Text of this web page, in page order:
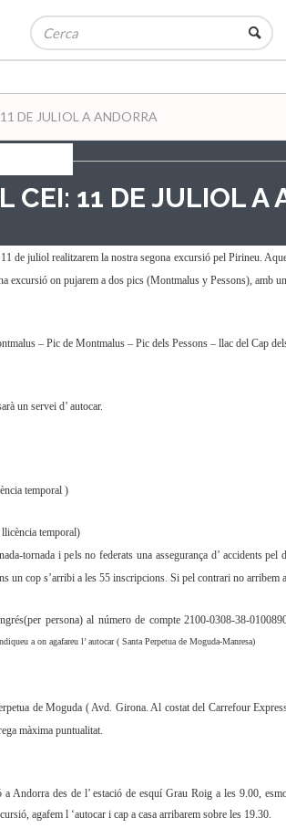
DE JULIOL A ANDORRA
CEI: 11 DE JULIOL A
de juliol realitzarem la nostra segona excursió pel Pirineu.
excursió on pujarem a dos pics (Montmalus y Pessons), amb
– Pic de Montmalus – Pic dels Pessons – llac del Cap
un servei d’ autocar.
temporal )
temporal)
tornada i pels no federats una assegurança d’ accidents
un cop s’arribi a les 55 inscripcions. Si pel contrari no arribem
persona) al número de compte 2100-0308-38-
a on agafareu l’ autocar ( Santa Perpetua de Moguda-Manresa)
de Moguda ( Avd. Girona. Al costat del Carrefour
màxima puntualitat.
Andorra des de l’ estació de esquí Grau Roig a les 9.00,
agafem l ‘autocar i cap a casa arribarem sobre les 19.30.